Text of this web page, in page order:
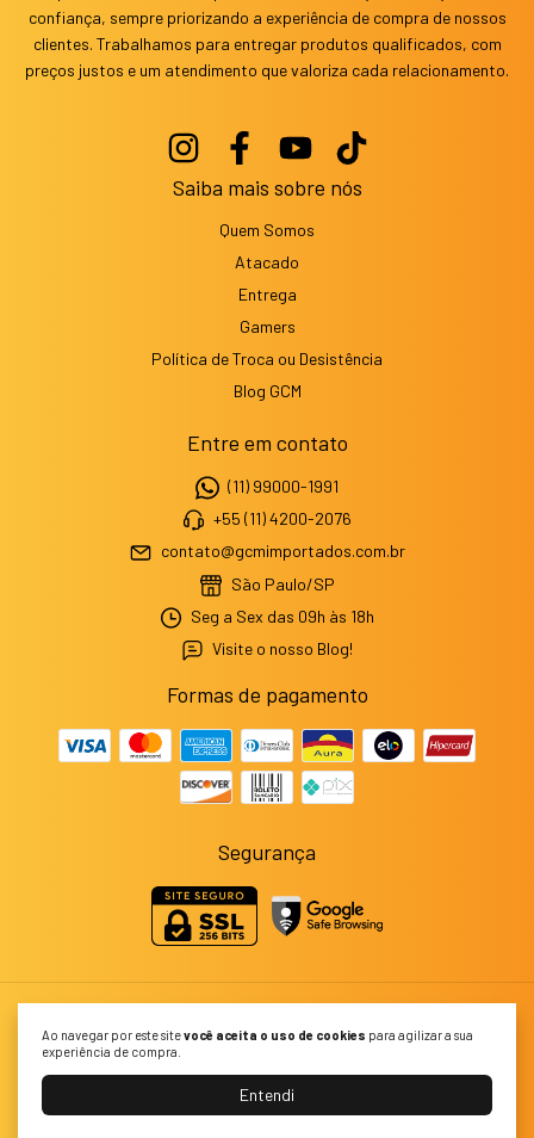
Ao navegar por este sitevocê aceita o uso de cookies para agilizar a sua
experiência de compra.
Entendi
confiança, sempre priorizando a experiência de compra de nossos
clientes. Trabalhamos para entregar produtos qualificados, com
preços justos e um atendimento que valoriza cada relacionamento.
Saiba mais sobre nós
Quem Somos
Atacado
Entrega
Gamers
Política de Troca ou Desistência
Blog GCM
Entre em contato
(11) 99000-1991
+55 (11) 4200-2076
contato@gcmimportados.com.br
São Paulo/SP
Seg a Sex das 09h às 18h
Visite o nosso Blog!
Formas de pagamento
Segurança
Importados